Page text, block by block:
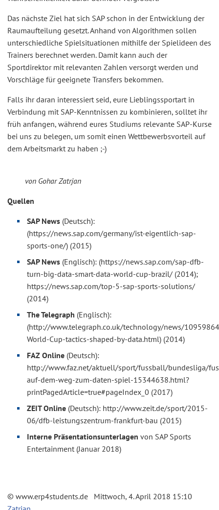
Das nächste Ziel hat sich SAP schon in der Entwicklung der
Raumaufteilung gesetzt. Anhand von Algorithmen sollen
unterschiedliche Spielsituationen mithilfe der Spielideen des
Trainers berechnet werden. Damit kann auch der
Sportdirektor mit relevanten Zahlen versorgt werden und
Vorschläge für geeignete Transfers bekommen.
Falls ihr daran interessiert seid, eure Lieblingssportart in
Verbindung mit SAP-Kenntnissen zu kombinieren, solltet ihr
früh anfangen, während eures Studiums relevante SAP-Kurse
bei uns zu belegen, um somit einen Wettbewerbsvorteil auf
dem Arbeitsmarkt zu haben ;-)
von Gohar Zatrjan
Quellen
SAP News (Deutsch):
(https://news.sap.com/germany/ist-eigentlich-sap-
sports-one/) (2015)
SAP News (Englisch): (https://news.sap.com/sap-dfb-
turn-big-data-smart-data-world-cup-brazil/ (2014);
https://news.sap.com/top-5-sap-sports-solutions/
(2014)
The Telegraph (Englisch):
(http://www.telegraph.co.uk/technology/news/
World-Cup-tactics-shaped-by-data.html) (2014)
FAZ Online (Deutsch):
http://www.faz.net/aktuell/sport/fussball/bundesliga/
auf-dem-weg-zum-daten-spiel-15344638.html?
printPagedArticle=true#pageIndex_0 (2017)
ZEIT Online (Deutsch): http://www.zeit.de/sport/2015-
06/dfb-leistungszentrum-frankfurt-bau (2015)
Interne Präsentationsunterlagen von SAP Sports
Entertainment (Januar 2018)
© www.erp4students.de Mittwoch, 4. April 2018 15:10